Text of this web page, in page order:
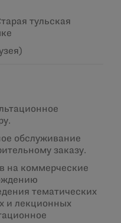
тульская
обслуживание
заказу.
на коммерческие
тематических
и лекционных